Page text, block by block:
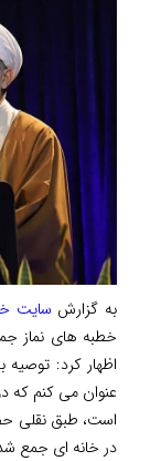
به گزارش سایت
خطبه های نماز
اظهار کرد: توصیه
است، طبق نقلی
در خانه ای جمع